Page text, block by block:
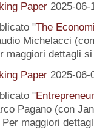
Paper 2025-06-
"The
Michelacci
maggiori dettagli
Paper 2025-06-
"
Pagano (con
Per maggiori